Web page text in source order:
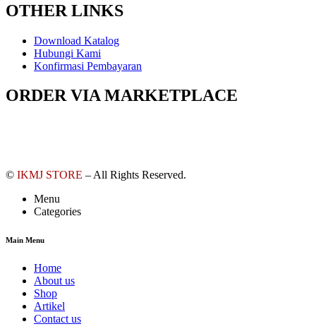
OTHER LINKS
Download Katalog
Hubungi Kami
Konfirmasi Pembayaran
ORDER VIA MARKETPLACE
© IKMJ STORE – All Rights Reserved.
Menu
Categories
Main Menu
Home
About us
Shop
Artikel
Contact us